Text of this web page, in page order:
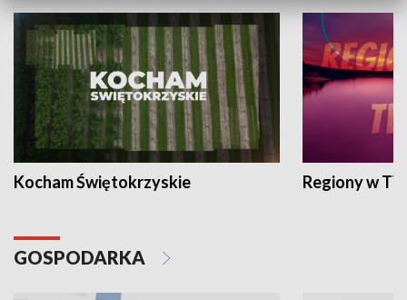
Kocham Świętokrzyskie Regiony w
GOSPODARKA